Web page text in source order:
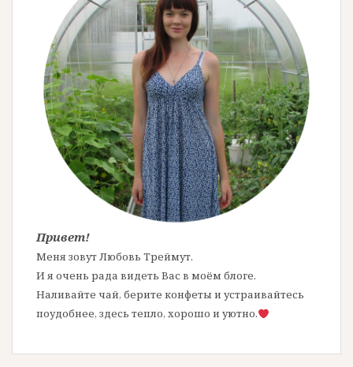
Привет!
Меня зовут Любовь Треймут.
И я очень рада видеть Вас в моём блоге.
Наливайте чай, берите конфеты и устраивайтесь
поудобнее, здесь тепло, хорошо и уютно.